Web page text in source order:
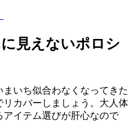
に見えないポロシ
いち似合わなくなってきた
カバーしましょう。大人体
イテム選びが肝心なので